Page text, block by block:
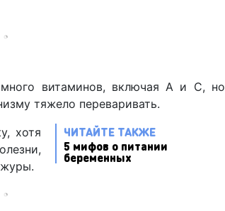
витаминов, включая А и С, но
тяжело переваривать.
ЧИТАЙТЕ ТАКЖЕ
5 мифов о питании
беременных
хотя